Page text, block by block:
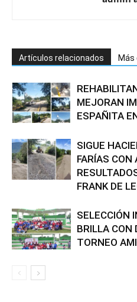
Artículos relacionados Más
MEJORAN
ESPAÑITA
SIGUE
FARÍAS CON
FRANK DE
SELECCIÓN
BRILLA CON
TORNEO